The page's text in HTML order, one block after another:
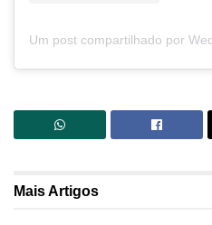
MaisArtigos